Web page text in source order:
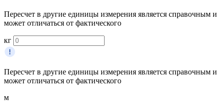
Пересчет в другие единицы измерения является справочным и
может отличаться от фактического
кг
Пересчет в другие единицы измерения является справочным и
может отличаться от фактического
м